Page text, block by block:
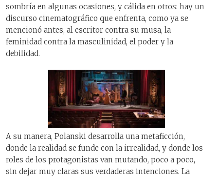
sombría en algunas ocasiones, y cálida en otros: hay un
discurso cinematográfico que enfrenta, como ya se
mencionó antes, al escritor contra su musa, la
feminidad contra la masculinidad, el poder y la
debilidad.
A su manera, Polanski desarrolla una metaficción,
donde la realidad se funde con la irrealidad, y donde los
roles de los protagonistas van mutando, poco a poco,
sin dejar muy claras sus verdaderas intenciones. La